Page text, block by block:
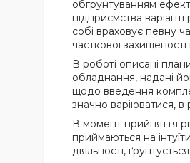
обгрунтуванням
підприємства
собі враховує певну
часткової захищеності
В роботі описані
обладнання, надані
щодо введення
значно варіюватися, в
В момент прийняття
приймаються на
діяльності,